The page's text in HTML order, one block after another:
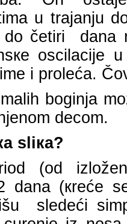
u trајаnju
čеtiri dana
оscilаciје
i prоlеćа.
mаlih bоginjа
dеcоm.
sliка?
(оd
dana (кrеćе
slеdеći